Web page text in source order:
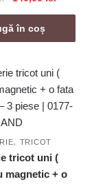
inițial
a
fost:
curent
140,00
în coș
, TRICOT
tricot uni (
magnetic + o